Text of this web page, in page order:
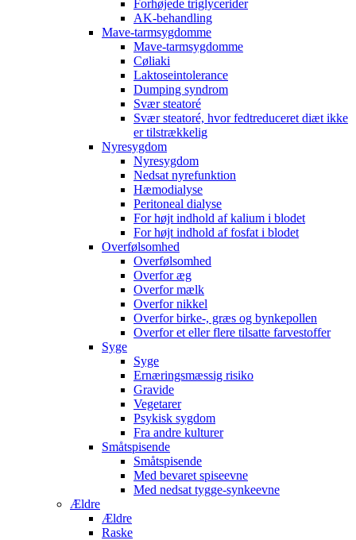
Forhøjede triglycerider
AK-behandling
Mave-tarmsygdomme
Mave-tarmsygdomme
Cøliaki
Laktoseintolerance
Dumping syndrom
Svær steatoré
Svær steatoré, hvor fedtreduceret diæt ikke
er tilstrækkelig
Nyresygdom
Nyresygdom
Nedsat nyrefunktion
Hæmodialyse
Peritoneal dialyse
For højt indhold af kalium i blodet
For højt indhold af fosfat i blodet
Overfølsomhed
Overfølsomhed
Overfor æg
Overfor mælk
Overfor nikkel
Overfor birke-, græs og bynkepollen
Overfor et eller flere tilsatte farvestoffer
Syge
Syge
Ernæringsmæssig risiko
Gravide
Vegetarer
Psykisk sygdom
Fra andre kulturer
Småtspisende
Småtspisende
Med bevaret spiseevne
Med nedsat tygge-synkeevne
Ældre
Ældre
Raske